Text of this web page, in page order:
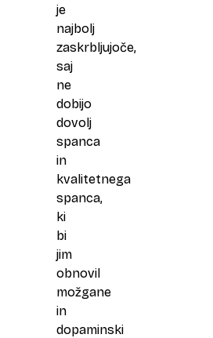
je
najbolj
zaskrbljujoče,
saj
ne
dobijo
dovolj
spanca
in
kvalitetnega
spanca,
ki
bi
jim
obnovil
možgane
in
dopaminski